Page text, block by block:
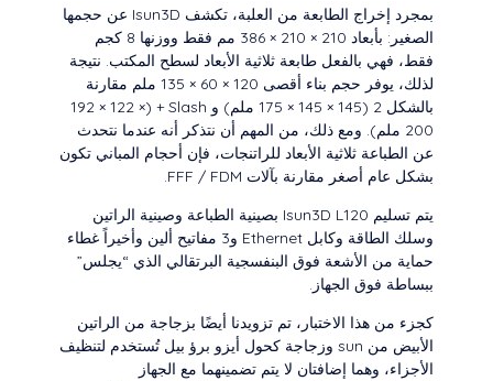
بمجرد إخراج الطابعة من العلبة، تكشف Isun3D عن حجمها
الصغير: بأبعاد 210 × 210 × 386 مم فقط ووزنها 8 كجم
فقط، فهي بالفعل طابعة ثلاثية الأبعاد لسطح المكتب. نتيجة
لذلك، يوفر حجم بناء أقصى 120 × 60 × 135 ملم مقارنة
بالشكل 2 (145 × 145 × 175 ملم) و Slash + (192 × 122 ×
200 ملم). ومع ذلك، من المهم أن نتذكر أنه عندما نتحدث
عن الطباعة ثلاثية الأبعاد للراتنجات، فإن أحجام المباني تكون
بشكل عام أصغر مقارنة بآلات FFF / FDM.
يتم تسليم Isun3D L120 بصينية الطباعة وصينية الراتين
وسلك الطاقة وكابل Ethernet و3 مفاتيح ألين وأخيراً غطاء
حماية من الأشعة فوق البنفسجية البرتقالي الذي “يجلس”
ببساطة فوق الجهاز.
كجزء من هذا الاختبار، تم تزويدنا أيضًا بزجاجة من الراتين
الأبيض من sun وزجاجة كحول أيزو برؤ بيل تُستخدم لتنظيف
الأجزاء، وهما إضافتان لا يتم تضمينهما مع الجهاز